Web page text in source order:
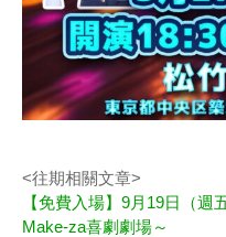
<往期相關文章>
【免費入場】9月19日（
Make-za喜劇劇場～